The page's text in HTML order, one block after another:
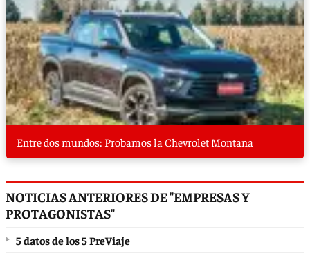
Entre dos mundos: Probamos la Chevrolet Montana
NOTICIAS ANTERIORES DE "EMPRESAS Y
PROTAGONISTAS"
5 datos de los 5 PreViaje